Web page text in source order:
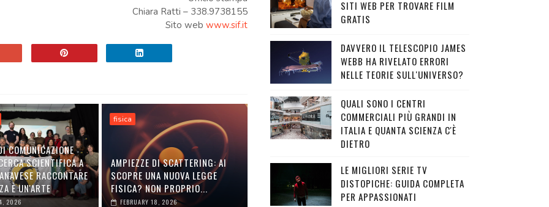
Chiara Ratti – 338.9738155
Sito webwww.sif.it
COMUNICAZIONE
SCIENTIFICA A
RACCONTARE
È UN'ARTE
2026
fisica
AMPIEZZE DI SCATTERING: AI
SCOPRE UNA NUOVA LEGGE
FISICA? NON PROPRIO...
FEBRUARY 18, 2026
SITI WEB PER TROVARE FILM
GRATIS
DAVVERO IL TELESCOPIO JAMES
WEBB HA RIVELATO ERRORI
NELLE TEORIE SULL'UNIVERSO?
QUALI SONO I CENTRI
COMMERCIALI PIÙ GRANDI IN
ITALIA E QUANTA SCIENZA C'È
DIETRO
LE MIGLIORI SERIE TV
DISTOPICHE: GUIDA COMPLETA
PER APPASSIONATI